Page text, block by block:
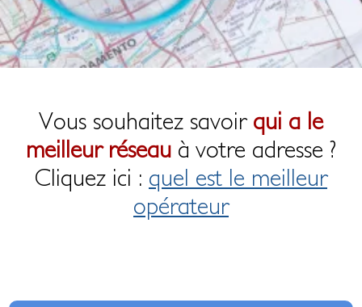
Vous souhaitez savoir qui a le
meilleur réseau à votre adresse ?
Cliquez ici : quel est le meilleur
opérateur